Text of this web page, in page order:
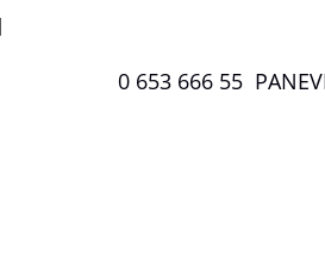
0 653 666 55